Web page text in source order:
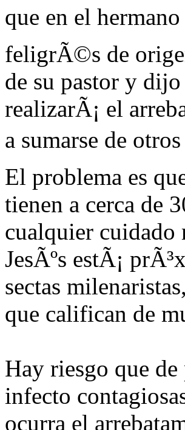
que en el
feligrÃ©s de
de su pastor y
realizarÃ¡ el
a sumarse de otros
El problema es
tienen a cerca de
cualquier cuidado
JesÃºs estÃ¡
sectas
que califican de
Hay riesgo que
infecto
ocurra el